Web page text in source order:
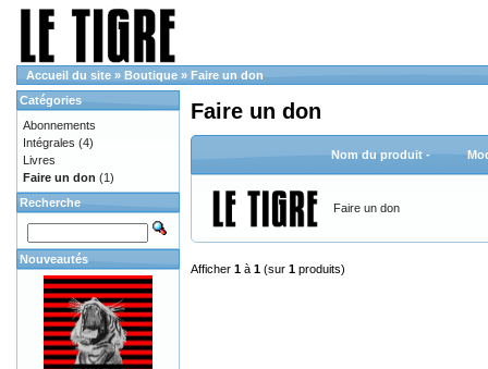
Accueil du site » Boutique » Faire un don
Faire un don
Nom du produit -
Faire un don
Afficher 1 à 1 (sur 1 produits)
Catégories
Abonnements
Intégrales (4)
Livres
Faire un don (1)
Recherche
Nouveautés